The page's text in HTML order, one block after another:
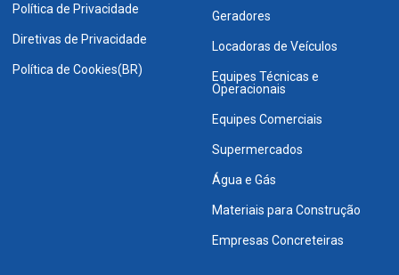
Política de Privacidade
Diretivas de Privacidade
Política de Cookies(BR)
Geradores
Locadoras de Veículos
Equipes Técnicas e
Operacionais
Equipes Comerciais
Supermercados
Água e Gás
Materiais para Construção
Empresas Concreteiras